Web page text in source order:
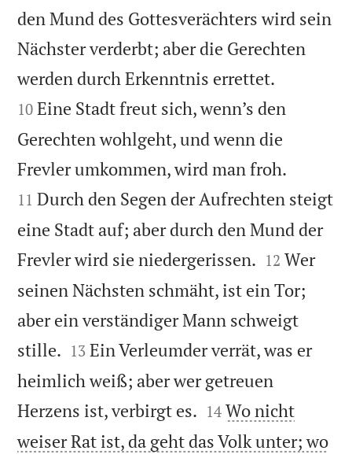
den Mund des Gottesverächters wird sein
Nächster verderbt; aber die Gerechten
werden durch Erkenntnis errettet.
10 Eine Stadt freut sich, wenn’s den
Gerechten wohlgeht, und wenn die
Frevler umkommen, wird man froh.
11 Durch den Segen der Aufrechten steigt
eine Stadt auf; aber durch den Mund der
Frevler wird sie niedergerissen. 

12 Wer
seinen Nächsten schmäht, ist ein Tor;
aber ein verständiger Mann schweigt
stille. 

13 Ein Verleumder verrät, was er
heimlich weiß; aber wer getreuen
Herzens ist, verbirgt es. 

14 Wo nicht
weiser Rat ist, da geht das Volk unter; wo